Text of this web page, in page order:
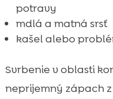
potravy
mdlá a matná srsť
kašel alebo
Svrbenie v oblasti
neprijemný zápach